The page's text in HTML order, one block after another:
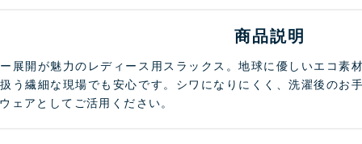
商品説明
展開が魅力のレディース用スラックス。地球に優しいエコ素
う繊細な現場でも安心です。シワになりにくく、洗濯後のお
ェアとしてご活用ください。